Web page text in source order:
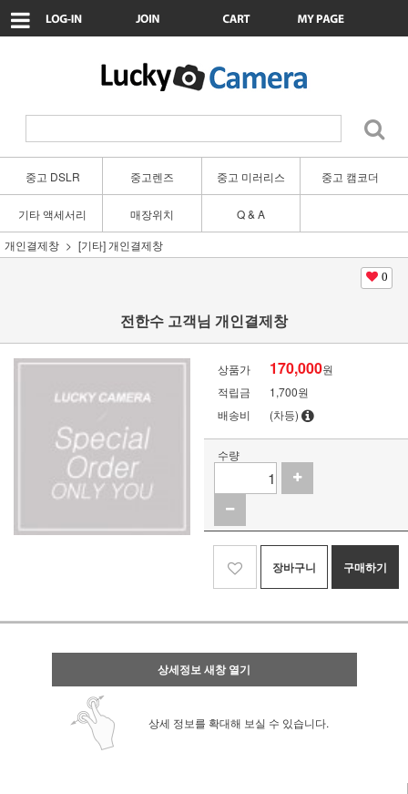
중고 DSLR 중고렌즈 중고 미러리스 중고 캠코더
기타 액세서리 매장위치
Q & A
개인결제창
[기타] 개인결제창
0
전한수 고객님 개인결제창
상품가 170,000원
적립금
1,700원
배송비
(차등)
수량
장바구니 구매하기
상세정보 새창 열기
상세 정보를 확대해 보실 수 있습니다.